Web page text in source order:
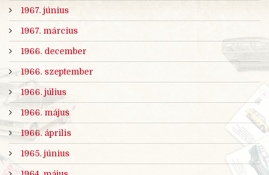
1967. június
1967. március
1966. december
1966. szeptember
1966. július
1966. május
1966. április
1965. június